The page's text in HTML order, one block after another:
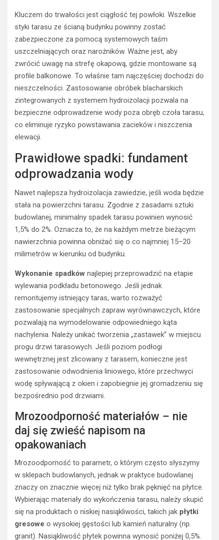
Kluczem do trwałości jest ciągłość tej powłoki. Wszelkie
styki tarasu ze ścianą budynku powinny zostać
zabezpieczone za pomocą systemowych taśm
uszczelniających oraz narożników. Ważne jest, aby
zwrócić uwagę na strefę okapową, gdzie montowane są
profile balkonowe. To właśnie tam najczęściej dochodzi do
nieszczelności. Zastosowanie obróbek blacharskich
zintegrowanych z systemem hydroizolacji pozwala na
bezpieczne odprowadzenie wody poza obręb czoła tarasu,
co eliminuje ryzyko powstawania zacieków i niszczenia
elewacji.
Prawidłowe spadki: fundament
odprowadzania wody
Nawet najlepsza hydroizolacja zawiedzie, jeśli woda będzie
stała na powierzchni tarasu. Zgodnie z zasadami sztuki
budowlanej, minimalny spadek tarasu powinien wynosić
1,5% do 2%. Oznacza to, że na każdym metrze bieżącym
nawierzchnia powinna obniżać się o co najmniej 15–20
milimetrów w kierunku od budynku.
Wykonanie spadków najlepiej przeprowadzić na etapie
wylewania podkładu betonowego. Jeśli jednak
remontujemy istniejący taras, warto rozważyć
zastosowanie specjalnych zapraw wyrównawczych, które
pozwalają na wymodelowanie odpowiedniego kąta
nachylenia. Należy unikać tworzenia „zastawek” w miejscu
progu drzwi tarasowych. Jeśli poziom podłogi
wewnętrznej jest zlicowany z tarasem, konieczne jest
zastosowanie odwodnienia liniowego, które przechwyci
wodę spływającą z okien i zapobiegnie jej gromadzeniu się
bezpośrednio pod drzwiami.
Mrozoodporność materiałów – nie
daj się zwieść napisom na
opakowaniach
Mrozoodporność to parametr, o którym często słyszymy
w sklepach budowlanych, jednak w praktyce budowlanej
znaczy on znacznie więcej niż tylko brak pęknięć na płytce.
Wybierając materiały do wykończenia tarasu, należy skupić
się na produktach o niskiej nasiąkliwości, takich jak płytki
gresowe o wysokiej gęstości lub kamień naturalny (np.
granit). Nasiąkliwość płytek powinna wynosić poniżej 0,5%.